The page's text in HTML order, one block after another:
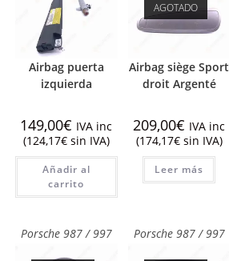
Airbag puerta
izquierda
149,00€ IVA inc
(124,17€sin IVA)
Añadir al
carrito
AGOTADO
Airbag siège Sport
droit Argenté
209,00€ IVA inc
(174,17€sin IVA)
Leer más
Porsche 987 / 997 Porsche 987 / 997